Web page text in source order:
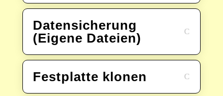
Datensicherung
(Eigene Dateien)
Festplatte klonen